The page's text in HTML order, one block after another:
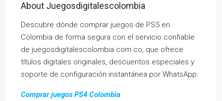
About Juegosdigitalescolombia
Descubre dónde comprar juegos de PS5 en
Colombia de forma segura con el servicio confiable
de juegosdigitalescolombia.com.co, que ofrece
títulos digitales originales, descuentos especiales y
soporte de configuración instantánea por WhatsApp.
Comprar juegos PS4 Colombia